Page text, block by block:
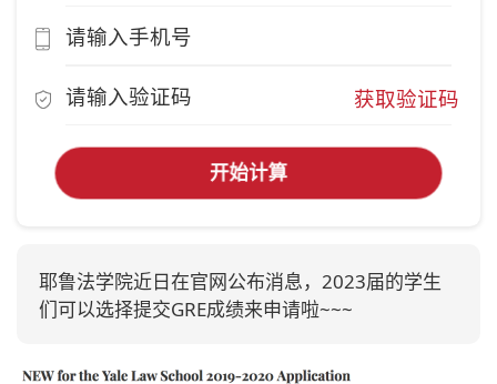
获取验证码
开始计算
耶鲁法学院近日在官网公布消息，2023届的学生
们可以选择提交GRE成绩来申请啦~~~